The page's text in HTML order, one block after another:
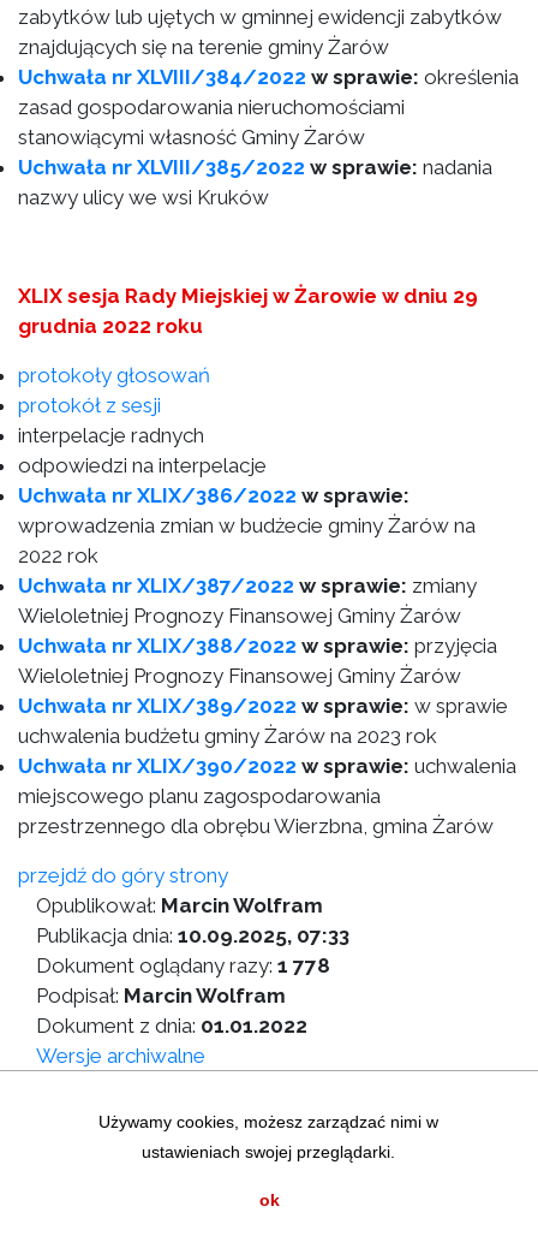
Używamy cookies, możesz zarządzać nimi w
ustawieniach swojej przeglądarki.
ok
zabytków lub ujętych w gminnej ewidencji zabytków
znajdujących się na terenie gminy Żarów
Uchwała nr XLVIII/384/2022 w sprawie: określenia
zasad gospodarowania nieruchomościami
stanowiącymi własność Gminy Żarów
Uchwała nr XLVIII/385/2022 w sprawie: nadania
nazwy ulicy we wsi Kruków
XLIX sesja Rady Miejskiej w Żarowie w dniu 29
grudnia 2022 roku
protokoły głosowań
protokół z sesji
interpelacje radnych
odpowiedzi na interpelacje
Uchwała nr XLIX/386/2022 w sprawie:
wprowadzenia zmian w budżecie gminy Żarów na
2022 rok
Uchwała nr XLIX/387/2022 w sprawie: zmiany
Wieloletniej Prognozy Finansowej Gminy Żarów
Uchwała nr XLIX/388/2022 w sprawie: przyjęcia
Wieloletniej Prognozy Finansowej Gminy Żarów
Uchwała nr XLIX/389/2022 w sprawie: w sprawie
uchwalenia budżetu gminy Żarów na 2023 rok
Uchwała nr XLIX/390/2022 w sprawie: uchwalenia
miejscowego planu zagospodarowania
przestrzennego dla obrębu Wierzbna, gmina Żarów
przejdź do góry strony
Opublikował: Marcin Wolfram
Publikacja dnia: 10.09.2025, 07:33
Dokument oglądany razy: 1 778
Podpisał: Marcin Wolfram
Dokument z dnia: 01.01.2022
Wersje archiwalne
Statystyki graficzne
Instrukcja korzystania z BIP